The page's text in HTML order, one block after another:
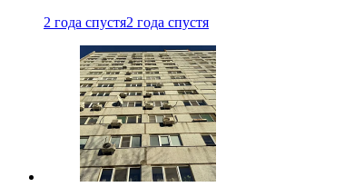
2 года спустя2 года спустя